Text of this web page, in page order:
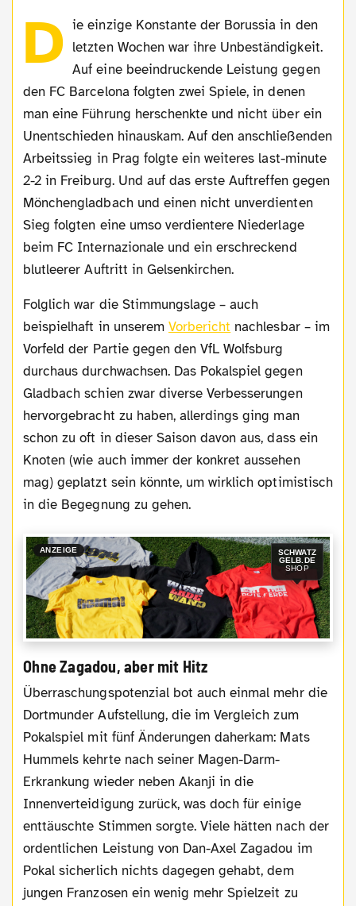
D ie einzige Konstante der Borussia in den
letzten Wochen war ihre Unbeständigkeit.
Auf eine beeindruckende Leistung gegen
den FC Barcelona folgten zwei Spiele, in denen
man eine Führung herschenkte und nicht über ein
Unentschieden hinauskam. Auf den anschließenden
Arbeitssieg in Prag folgte ein weiteres last-minute
2-2 in Freiburg. Und auf das erste Auftreffen gegen
Mönchengladbach und einen nicht unverdienten
Sieg folgten eine umso verdientere Niederlage
beim FC Internazionale und ein erschreckend
blutleerer Auftritt in Gelsenkirchen.
Folglich war die Stimmungslage – auch
beispielhaft in unserem Vorbericht nachlesbar – im
Vorfeld der Partie gegen den VfL Wolfsburg
durchaus durchwachsen. Das Pokalspiel gegen
Gladbach schien zwar diverse Verbesserungen
hervorgebracht zu haben, allerdings ging man
schon zu oft in dieser Saison davon aus, dass ein
Knoten (wie auch immer der konkret aussehen
mag) geplatzt sein könnte, um wirklich optimistisch
in die Begegnung zu gehen.
ANZEIGE
SCHWATZ
GELB.DE
SHOP
Ohne Zagadou, aber mit Hitz
Überraschungspotenzial bot auch einmal mehr die
Dortmunder Aufstellung, die im Vergleich zum
Pokalspiel mit fünf Änderungen daherkam: Mats
Hummels kehrte nach seiner Magen-Darm-
Erkrankung wieder neben Akanji in die
Innenverteidigung zurück, was doch für einige
enttäuschte Stimmen sorgte. Viele hätten nach der
ordentlichen Leistung von Dan-Axel Zagadou im
Pokal sicherlich nichts dagegen gehabt, dem
jungen Franzosen ein wenig mehr Spielzeit zu